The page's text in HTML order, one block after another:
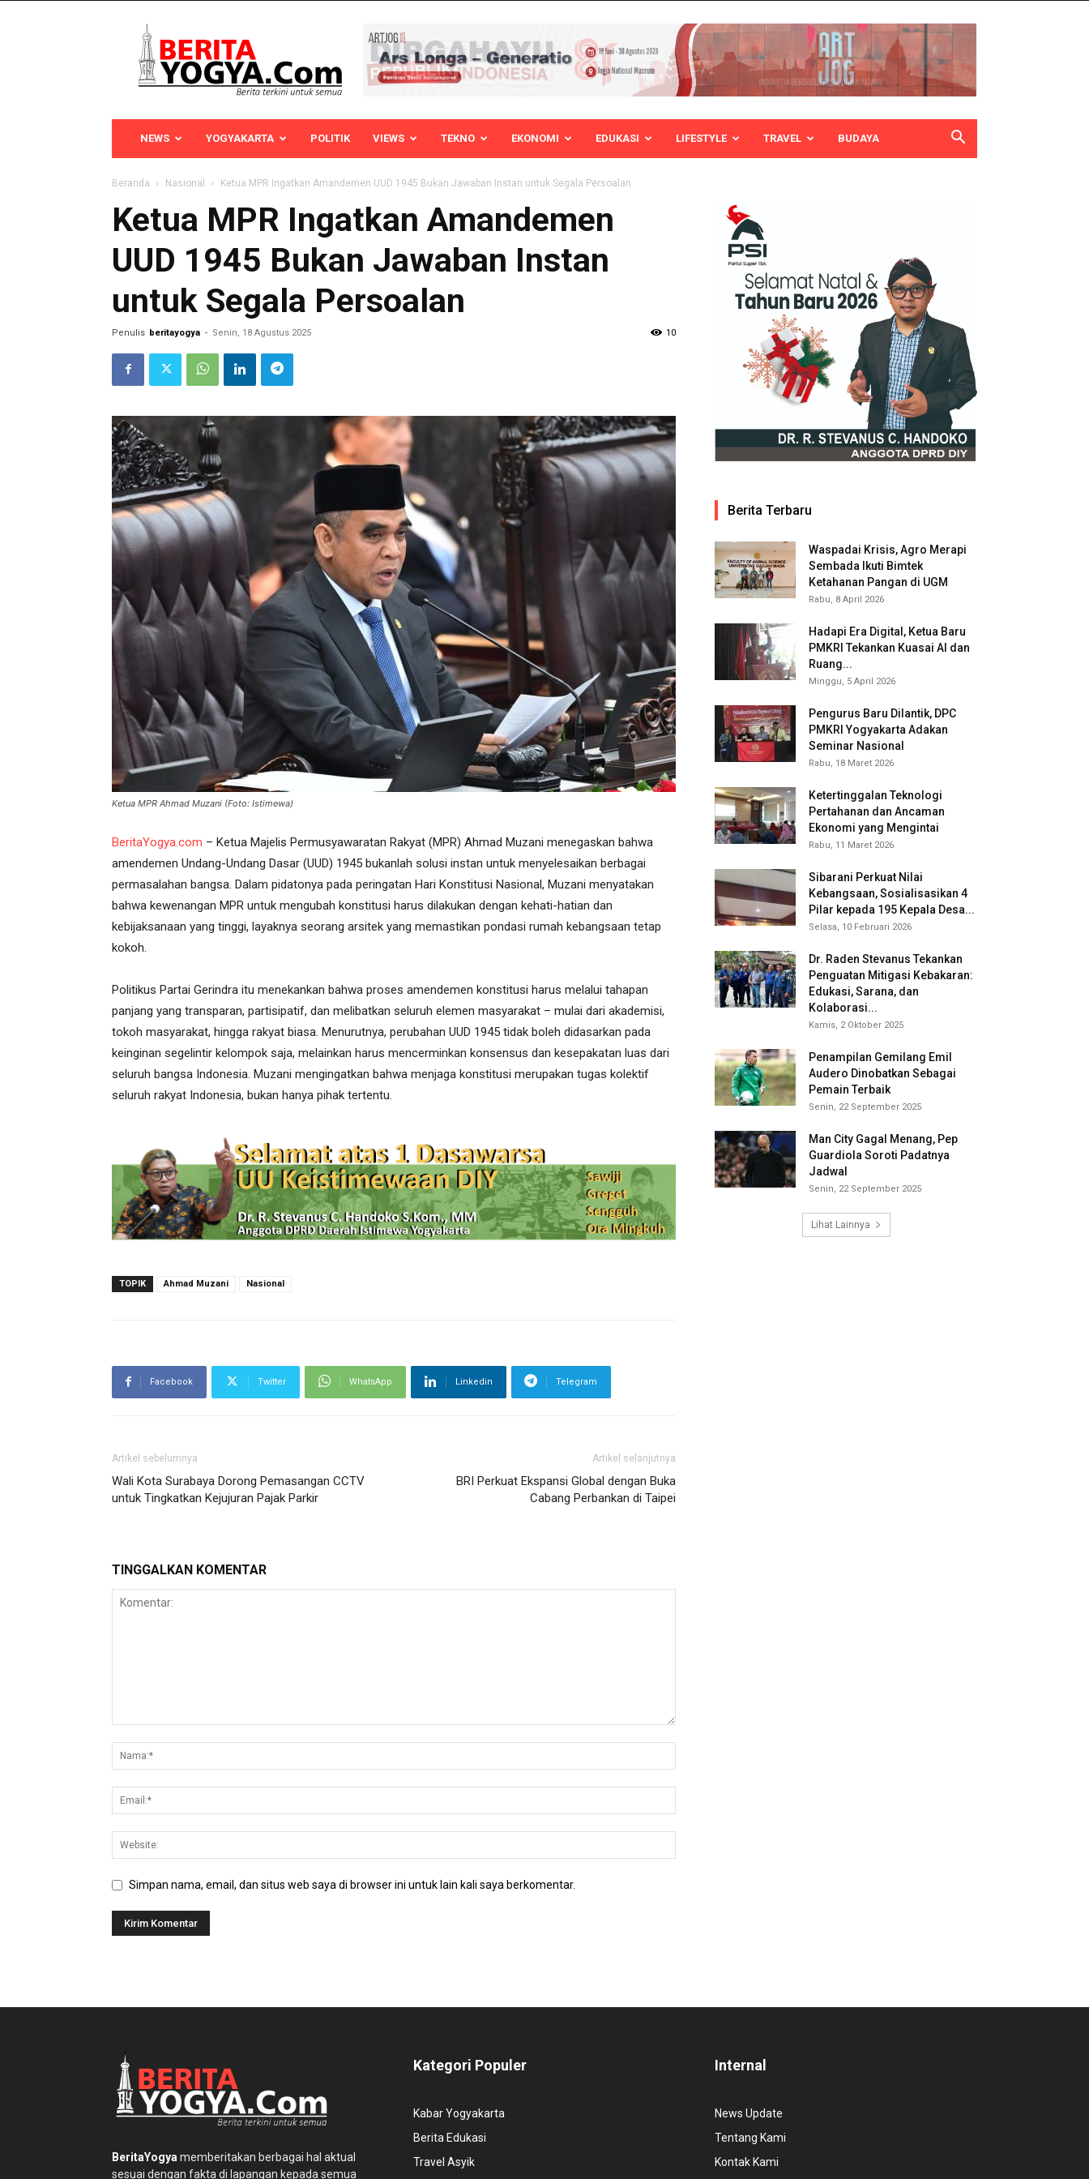
Yogya
NEWS YOGYAKARTA POLITIK VIEWS TEKNO EKONOMI EDUKASI LIFESTYLE TRAVEL BUDAYA
Beranda Nasional Ketua MPR Ingatkan Amandemen UUD 1945 Bukan Jawaban Instan untuk Segala Persoalan
Ketua MPR Ingatkan Amandemen
UUD 1945 Bukan Jawaban Instan
untuk Segala Persoalan
Penulis beritayogya - Senin, 18 Agustus 2025 10
Ketua MPR Ahmad Muzani (Foto: Istimewa)
BeritaYogya.com – Ketua Majelis Permusyawaratan Rakyat (MPR) Ahmad Muzani menegaskan bahwa
amendemen Undang-Undang Dasar (UUD) 1945 bukanlah solusi instan untuk menyelesaikan berbagai
permasalahan bangsa. Dalam pidatonya pada peringatan Hari Konstitusi Nasional, Muzani menyatakan
bahwa kewenangan MPR untuk mengubah konstitusi harus dilakukan dengan kehati-hatian dan
kebijaksanaan yang tinggi, layaknya seorang arsitek yang memastikan pondasi rumah kebangsaan tetap
kokoh.
Politikus Partai Gerindra itu menekankan bahwa proses amendemen konstitusi harus melalui tahapan
panjang yang transparan, partisipatif, dan melibatkan seluruh elemen masyarakat – mulai dari akademisi,
tokoh masyarakat, hingga rakyat biasa. Menurutnya, perubahan UUD 1945 tidak boleh didasarkan pada
keinginan segelintir kelompok saja, melainkan harus mencerminkan konsensus dan kesepakatan luas dari
seluruh bangsa Indonesia. Muzani mengingatkan bahwa menjaga konstitusi merupakan tugas kolektif
seluruh rakyat Indonesia, bukan hanya pihak tertentu.
TOPIK Ahmad Muzani Nasional
Facebook Twitter WhatsApp Linkedin Telegram
Artikel sebelumnya
Wali Kota Surabaya Dorong Pemasangan CCTV
untuk Tingkatkan Kejujuran Pajak Parkir
Artikel selanjutnya
BRI Perkuat Ekspansi Global dengan Buka
Cabang Perbankan di Taipei
TINGGALKAN KOMENTAR
Simpan nama, email, dan situs web saya di browser ini untuk lain kali saya berkomentar.
Berita Terbaru
Waspadai Krisis, Agro Merapi
Sembada Ikuti Bimtek
Ketahanan Pangan di UGM
Rabu, 8 April 2026
Hadapi Era Digital, Ketua Baru
PMKRI Tekankan Kuasai AI dan
Ruang...
Minggu, 5 April 2026
Pengurus Baru Dilantik, DPC
PMKRI Yogyakarta Adakan
Seminar Nasional
Rabu, 18 Maret 2026
Ketertinggalan Teknologi
Pertahanan dan Ancaman
Ekonomi yang Mengintai
Rabu, 11 Maret 2026
Sibarani Perkuat Nilai
Kebangsaan, Sosialisasikan 4
Pilar kepada 195 Kepala Desa...
Selasa, 10 Februari 2026
Dr. Raden Stevanus Tekankan
Penguatan Mitigasi Kebakaran:
Edukasi, Sarana, dan
Kolaborasi...
Kamis, 2 Oktober 2025
Penampilan Gemilang Emil
Audero Dinobatkan Sebagai
Pemain Terbaik
Senin, 22 September 2025
Man City Gagal Menang, Pep
Guardiola Soroti Padatnya
Jadwal
Senin, 22 September 2025
Lihat Lainnya
BeritaYogya memberitakan berbagai hal aktual
sesuai dengan fakta di lapangan kepada semua
Kategori Populer
Kabar Yogyakarta
Berita Edukasi
Travel Asyik
Internal
News Update
Tentang Kami
Kontak Kami